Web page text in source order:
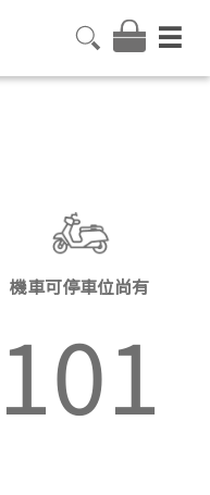
機車可停車位尚有
101